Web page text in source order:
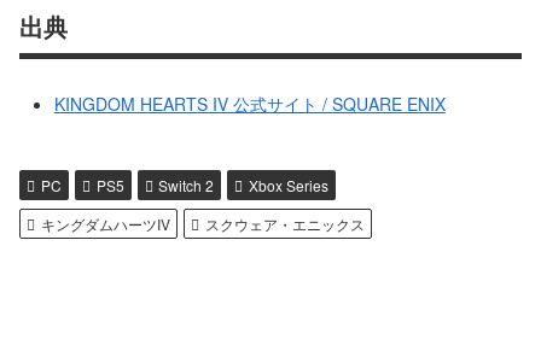
出典
KINGDOM HEARTS IV 公式サイト / SQUARE ENIX
PC PS5 Switch 2
Xbox Series
キングダムハーツIV
スクウェア・エニックス